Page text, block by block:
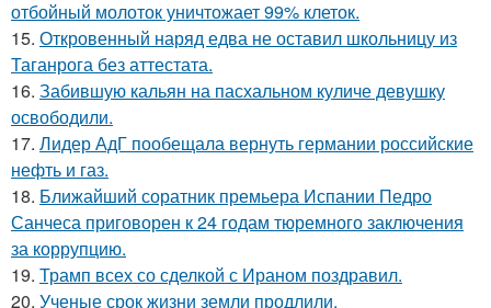
отбойный молоток уничтожает 99% клеток.
15. Откровенный наряд едва не оставил школьницу из
Таганрога без аттестата.
16. Забившую кальян на пасхальном куличе девушку
освободили.
17. Лидер АдГ пообещала вернуть германии российские
нефть и газ.
18. Ближайший соратник премьера Испании Педро
Санчеса приговорен к 24 годам тюремного заключения
за коррупцию.
19. Трамп всех со сделкой с Ираном поздравил.
20. Ученые срок жизни земли продлили.